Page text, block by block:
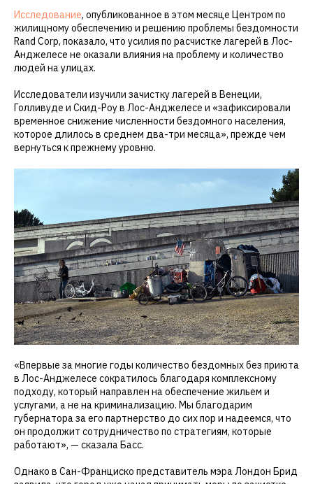
Исследование, опубликованное в этом месяце Центром по
жилищному обеспечению и решению проблемы бездомности
Rand Corp, показало, что усилия по расчистке лагерей в Лос-
Анджелесе не оказали влияния на проблему и количество
людей на улицах.
Исследователи изучили зачистку лагерей в Венеции,
Голливуде и Скид-Роу в Лос-Анджелесе и «зафиксировали
временное снижение численности бездомного населения,
которое длилось в среднем два-три месяца», прежде чем
вернуться к прежнему уровню.
«Впервые за многие годы количество бездомных без приюта
в Лос-Анджелесе сократилось благодаря комплексному
подходу, который направлен на обеспечение жильем и
услугами, а не на криминализацию. Мы благодарим
губернатора за его партнерство до сих пор и надеемся, что
он продолжит сотрудничество по стратегиям, которые
работают», — сказала Басс.
Однако в Сан-Франциско представитель мэра Лондон Брид